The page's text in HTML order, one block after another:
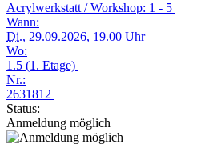
Acrylwerkstatt / Workshop: 1 - 5
Wann:
Di., 29.09.2026, 19.00 Uhr
Wo:
1.5 (1. Etage)
Nr.:
2631812
Status:
Anmeldung möglich